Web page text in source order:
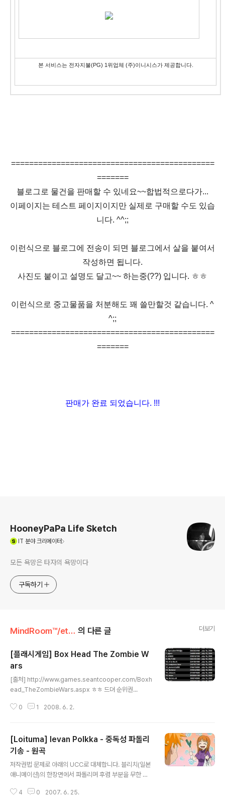
본 서비스는 전자지불(PG) 1위업체 (주)이니시스가 제공합니다.
=============================================
=======
블로그로 물건을 판매할 수 있네요~~합법적으로다가...
이페이지는 테스트 페이지이지만 실제로 구매할 수도 있습
니다. ^^;;
이런식으로 블로그에 전송이 되면 블로그에서 살을 붙여서
작성하면 됩니다.
사진도 붙이고 설명도 달고~~ 하는중(??) 입니다. ㅎㅎ
이런식으로 중고물품을 처분해도 꽤 쓸만할것 같습니다. ^
^;;
=============================================
=======
판매가 완료 되었습니다. !!!
HooneyPaPa Life Sketch
IT 분야 크리에이터
모든 욕망은 타자의 욕망이다
구독하기
MindRoom™/etc... 의 다른 글 더보기
[플래시게임] Box Head The Zombie W
ars
[출처] http://www.games.seantcooper.com/Boxh
ead_TheZombieWars.aspx ㅎㅎ 드뎌 순위권...
0 1 2008. 6. 2.
[Loituma] Ievan Polkka - 중독성 파돌리
기송 - 원곡
저작권법 문제로 아래의 UCC로 대체합니다. 블리치(일본
애니메이션)의 한장면에서 파돌리며 후렴 부분을 무한 반
a Loituma Nuapurista kuulu se polokan tahti jala
4 0 2007. 6. 25.